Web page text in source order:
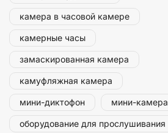
камера в часовой камере
камерные часы
замаскированная камера
камуфляжная камера
мини-диктофон мини-камера
оборудование для прослушивания